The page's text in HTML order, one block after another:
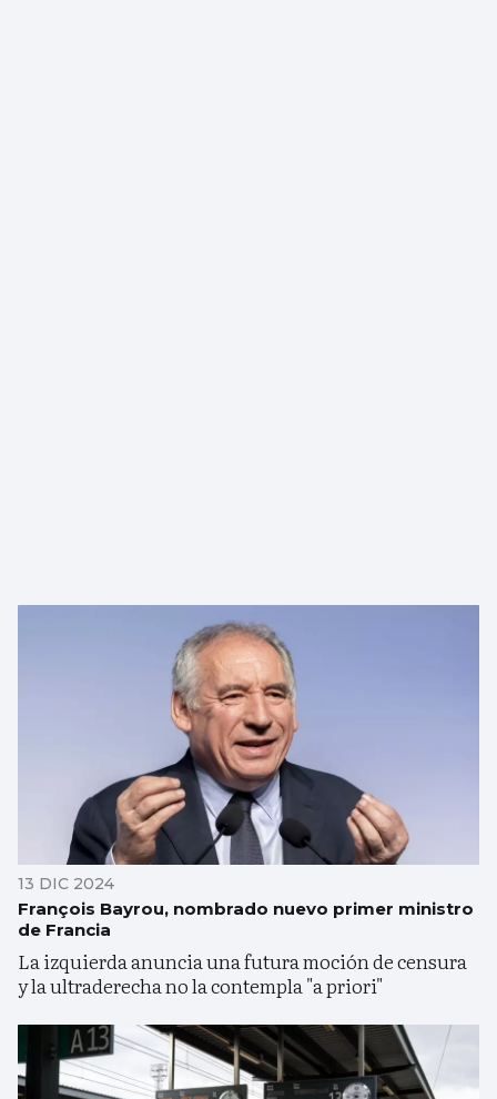
13 DIC 2024
François Bayrou, nombrado nuevo primer ministro
de Francia
La izquierda anuncia una futura moción de censura
y la ultraderecha no la contempla "a priori"